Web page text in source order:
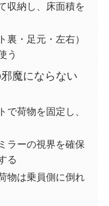
収納し、床面積を
裏・足元・左右）
う
魔にならない
で荷物を固定し、
ラーの視界を確保
る
物は乗員側に倒れ